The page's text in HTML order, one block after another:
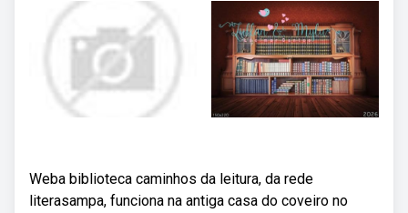
Weba biblioteca caminhos da leitura, da rede
literasampa, funciona na antiga casa do coveiro no